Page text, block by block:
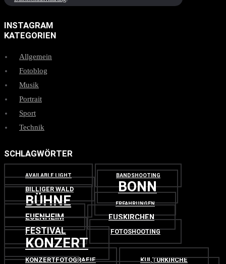
INSTAGRAM
KATEGORIEN
Allgemein
Fotoblog
Musik
Portrait
Sport
Technik
SCHLAGWÖRTER
AVAILABLE LIGHT BANDSHOOTING
BILLIGER WALD BONN
BÜHNE ERFAHRUNGEN
EUENHEIM EUSKIRCHEN
FESTIVAL FOTOSHOOTING
KONZERT
KONZERTFOTOGRAFIE KULTURKIRCHE